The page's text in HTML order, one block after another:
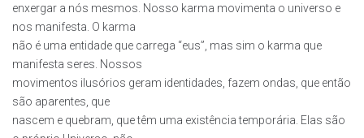
enxergar a nós mesmos. Nosso karma movimenta o universo e
nos manifesta. O karma
não é uma entidade que carrega “eus”, mas sim o karma que
manifesta seres. Nossos
movimentos ilusórios geram identidades, fazem ondas, que então
são aparentes, que
nascem e quebram, que têm uma existência temporária. Elas são